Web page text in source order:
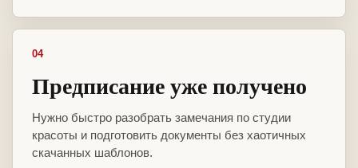
04
Предписание уже получено
Нужно быстро разобрать замечания по студии
красоты и подготовить документы без хаотичных
скачанных шаблонов.